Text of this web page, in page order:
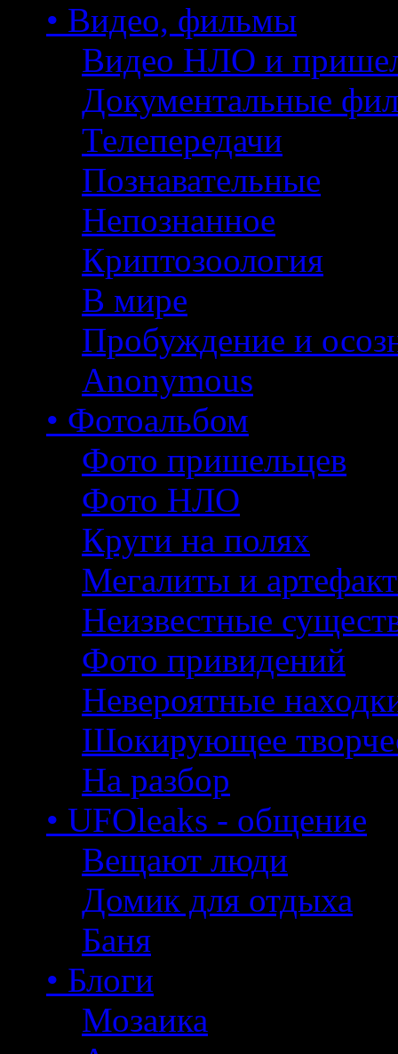
• Видео, фильмы
Видео НЛО и
Документальные
Телепередачи
Познавательные
Непознанное
Криптозоология
В мире
Пробуждение и
Anonymous
• Фотоальбом
Фото пришельцев
Фото НЛО
Круги на полях
Мегалиты и
Неизвестные
Фото привидений
Невероятные
Шокирующее
На разбор
• UFOleaks - общение
Вещают люди
Домик для отдыха
Баня
• Блоги
Мозаика